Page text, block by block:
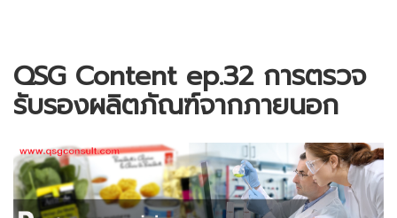
QSG Content ep.32 การตรวจ
รับรองผลิตภัณฑ์จากภายนอก